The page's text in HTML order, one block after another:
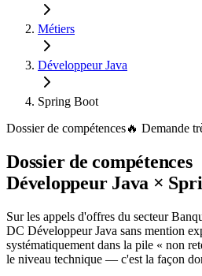
Métiers
Développeur Java
Spring Boot
Dossier de compétences🔥 Demande
Dossier de compétences
Développeur Java ×
Sur les appels d'offres du secteur
DC Développeur Java sans mention
systématiquement dans la pile « non
le niveau technique — c'est la façon